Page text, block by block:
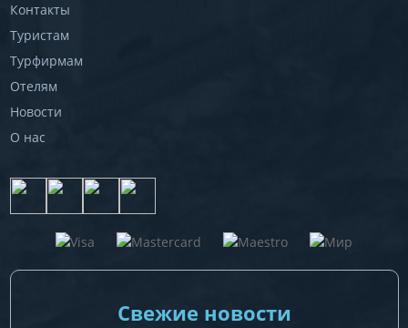
Контакты
Туристам
Турфирмам
Отелям
Новости
О нас
Свежие новости